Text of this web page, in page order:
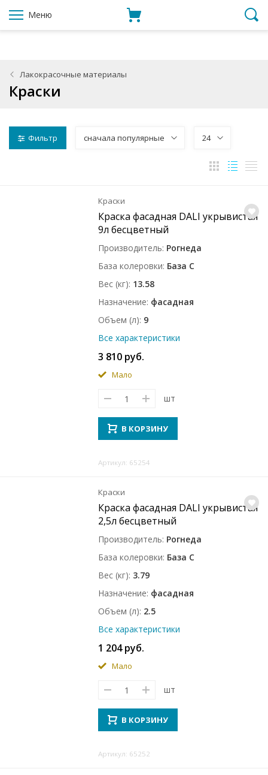
Меню
Лакокрасочные материалы
Краски
Фильтр сначала популярные 24
Краски
Краска фасадная DALI укрывистая
9л бесцветный
Производитель Рогнеда
База колеровки База C
Вес (кг) 13.58
Назначение фасадная
Объем (л) 9
Все характеристики
3 810 руб.
Мало
шт
В КОРЗИНУ
Артикул: 65254
Краски
Краска фасадная DALI укрывистая
2,5л бесцветный
Производитель Рогнеда
База колеровки База C
Вес (кг) 3.79
Назначение фасадная
Объем (л) 2.5
Все характеристики
1 204 руб.
Мало
шт
В КОРЗИНУ
Артикул: 65252